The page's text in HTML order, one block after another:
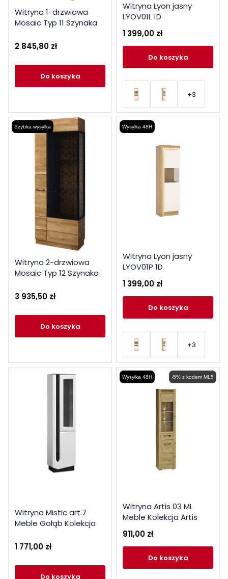
Witryna 1-drzwiowa
Mosaic Typ 11 Szynaka
2 845,80 zł
do koszyka
Witryna Lyon jasny
LYOV01L 1D
1 399,00 zł
do koszyka
+3
Szybka wysyłka
Witryna 2-drzwiowa
Mosaic Typ 12 Szynaka
3 935,50 zł
do koszyka
Wysyłka 48H
Witryna Lyon jasny
LYOV01P 1D
1 399,00 zł
do koszyka
+3
Witryna Mistic art.7
Meble Gołąb Kolekcja
1 771,00 zł
do koszyka
-5% z kodem ML5
Wysyłka 48H
Witryna Artis 03 ML
Meble Kolekcja Artis
911,00 zł
do koszyka